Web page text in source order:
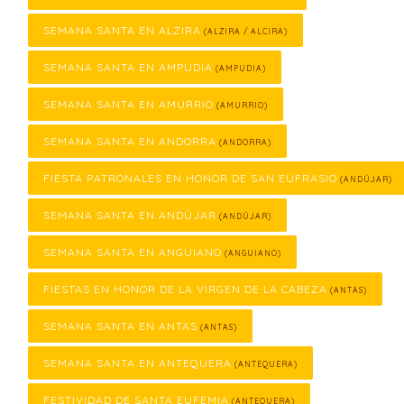
SEMANA SANTA EN ALZIRA (ALZIRA / ALCIRA)
SEMANA SANTA EN AMPUDIA (AMPUDIA)
SEMANA SANTA EN AMURRIO (AMURRIO)
SEMANA SANTA EN ANDORRA (ANDORRA)
FIESTA PATRONALES EN HONOR DE SAN EUFRASIO (ANDÚJAR)
SEMANA SANTA EN ANDÚJAR (ANDÚJAR)
SEMANA SANTA EN ANGUIANO (ANGUIANO)
FIESTAS EN HONOR DE LA VIRGEN DE LA CABEZA (ANTAS)
SEMANA SANTA EN ANTAS (ANTAS)
SEMANA SANTA EN ANTEQUERA (ANTEQUERA)
FESTIVIDAD DE SANTA EUFEMIA (ANTEQUERA)